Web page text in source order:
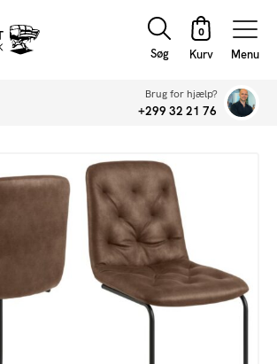
Søg Menu
Brug for hjælp?
+299 32 21 76